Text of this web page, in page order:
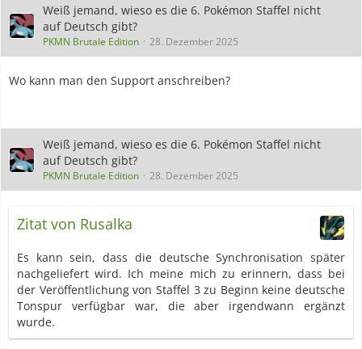
Weiß jemand, wieso es die 6. Pokémon Staffel nicht
auf Deutsch gibt?
PKMN Brutale Edition 28. Dezember 2025
Wo kann man den Support anschreiben?
Weiß jemand, wieso es die 6. Pokémon Staffel nicht
auf Deutsch gibt?
PKMN Brutale Edition 28. Dezember 2025
Zitat von Rusalka
Es kann sein, dass die deutsche Synchronisation später
nachgeliefert wird. Ich meine mich zu erinnern, dass bei
der Veröffentlichung von Staffel 3 zu Beginn keine deutsche
Tonspur verfügbar war, die aber irgendwann ergänzt
wurde.